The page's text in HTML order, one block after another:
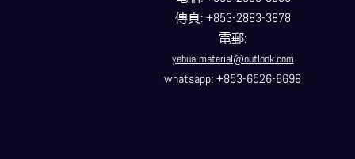
傳真: +853-2883-3878
電郵:
yehua-material@outlook.com
whatsapp: +853-6526-6698